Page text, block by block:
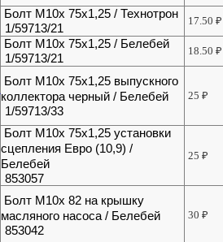
Болт М10х 75х1,25 / Технотрон
1/59713/21
17.50₽
Болт М10х 75х1,25 / Белебей
1/59713/21
18.50₽
Болт М10х 75х1,25 выпускного
коллектора черный / Белебей
1/59713/33
25₽
Болт М10х 75х1,25 установки
сцепления Евро (10,9) /
Белебей
853057
25₽
Болт М10х 82 на крышку
масляного насоса / Белебей
853042
30₽